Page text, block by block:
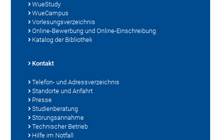
WueStudy
WueCampus
Vorlesungsverzeichnis
Online-Bewerbung und Online-Einschreibung
Katalog der Bibliothek
Kontakt
Telefon- und Adressverzeichnis
Standorte und Anfahrt
Presse
Studienberatung
Störungsannahme
Technischer Betrieb
Hilfe im Notfall